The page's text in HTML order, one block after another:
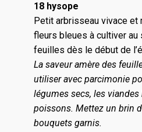
18 hysope
Petit arbrisseau vivace et
fleurs bleues à cultiver
feuilles dès le début de
La saveur amère des
utiliser avec parcimonie
légumes secs, les
poissons. Mettez un brin
bouquets garnis.